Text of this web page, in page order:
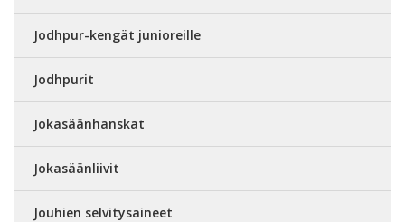
Jodhpur-kengät junioreille
Jodhpurit
Jokasäänhanskat
Jokasäänliivit
Jouhien selvitysaineet